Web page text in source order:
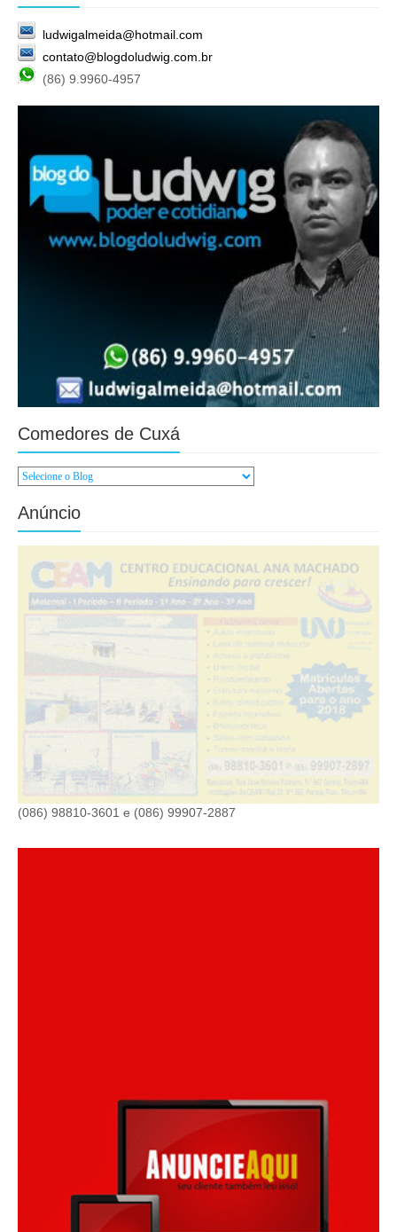
ludwigalmeida@hotmail.com
contato@blogdoludwig.com.br
(86) 9.9960-4957
Comedores de Cuxá
Anúncio
(086) 98810-3601 e (086) 99907-2887